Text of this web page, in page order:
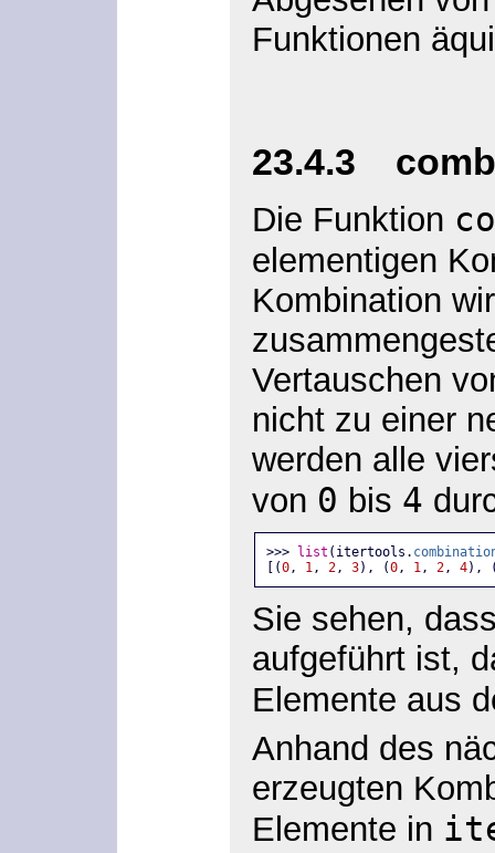
Funktionen
23.4.3
Die Funktion
elementigen
Kombination
Vertauschen
nicht zu einer
werden alle
von 0 bis 4
>>> list (itertools.
[(0 , 1 , 2 , 3), (0 , 1 , 2 , 4),
Sie sehen,
aufgeführt ist,
Elemente aus
Anhand des
erzeugten
Elemente in